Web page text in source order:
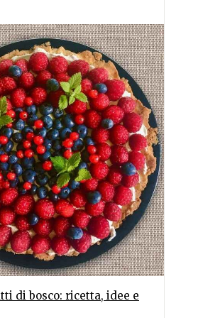
di bosco: ricetta, idee e